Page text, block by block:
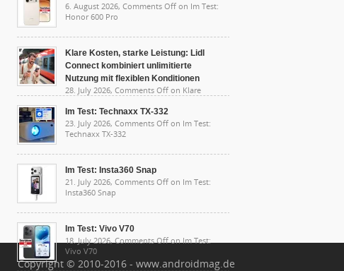
6. August 2026, Comments Off on Im Test:
Honor 600 Pro
Klare Kosten, starke Leistung: Lidl
Connect kombiniert unlimitierte
Nutzung mit flexiblen Konditionen
28. July 2026, Comments Off on Klare
unlimitierte Nutzung mit flexiblen Konditionen
Im Test: Technaxx TX-332
23. July 2026, Comments Off on Im Test:
Technaxx TX-332
Im Test: Insta360 Snap
21. July 2026, Comments Off on Im Test:
Insta360 Snap
Im Test: Vivo V70
18. July 2026,Comments Offon Im Test:
Vivo V70
Copyright © 2010-2016 - www.androidmag.de